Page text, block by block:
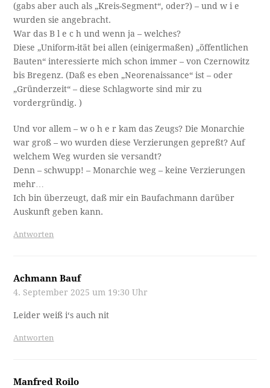
(gabs aber auch als „Kreis-Segment“, oder?) – und w i e
wurden sie angebracht.
War das B l e c h und wenn ja – welches?
Diese „Uniform-ität bei allen (einigermaßen) „öffentlichen
Bauten“ interessierte mich schon immer – von Czernowitz
bis Bregenz. (Daß es eben „Neorenaissance“ ist – oder
„Gründerzeit“ – diese Schlagworte sind mir zu
vordergründig. )
Und vor allem – w o h e r kam das Zeugs? Die Monarchie
war groß – wo wurden diese Verzierungen gepreßt? Auf
welchem Weg wurden sie versandt?
Denn – schwupp! – Monarchie weg – keine Verzierungen
mehr…
Ich bin überzeugt, daß mir ein Baufachmann darüber
Auskunft geben kann.
Antworten
Achmann Bauf
4. September 2025 um 19:30 Uhr
Leider weiß i‘s auch nit
Antworten
Manfred Roilo